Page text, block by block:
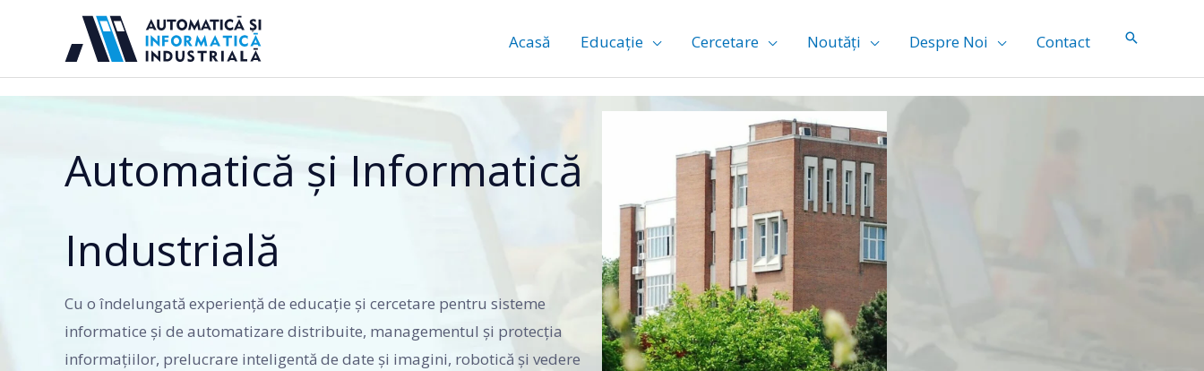
Acasă Educație Cercetare Noutăți Despre Noi Contact
Automatică și Informatică
Industrială
Cu o îndelungată experiență de educație și cercetare pentru sisteme
informatice și de automatizare distribuite, managementul și protecţia
informațiilor, prelucrare inteligentă de date și imagini, robotică şi vedere